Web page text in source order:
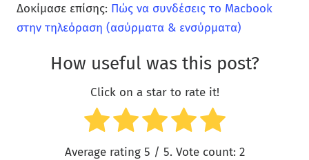
Δοκίμασε επίσης: Πώς να συνδέσεις το Macbook
στην τηλεόραση (ασύρματα & ενσύρματα)
How useful was this post?
Click on a star to rate it!
Average rating 5 / 5. Vote count: 2